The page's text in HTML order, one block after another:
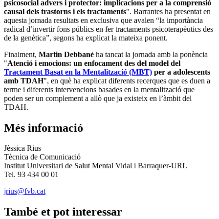
psicosocial advers i protector: implicacions per a la comprensió
causal dels trastorns i els tractaments". Barrantes ha presentat en
aquesta jornada resultats en exclusiva que avalen “la importància
radical d’invertir fons públics en fer tractaments psicoterapèutics des
de la genètica”, segons ha explicat la mateixa ponent.
Finalment, Martin Debbané ha tancat la jornada amb la ponència
"Atenció i emocions: un enfocament des del model del
Tractament Basat en la Mentalització (MBT) per a adolescents
amb TDAH", en què ha explicat diferents recerques que es duen a
terme i diferents intervencions basades en la mentalització que
poden ser un complement a allò que ja existeix en l’àmbit del
TDAH.
Més informació
Jèssica Rius
Tècnica de Comunicació
Institut Universitari de Salut Mental Vidal i Barraquer-URL
Tel. 93 434 00 01
jrius@fvb.cat
També et pot interessar